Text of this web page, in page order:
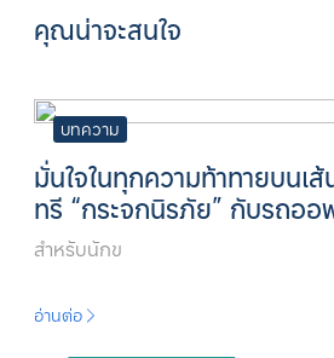
คุณน่าจะสนใจ
บทความ
มั่นใจในทุกความท้าทายบนเ
ทรี “กระจกนิรภัย” กับรถออ
สำหรับนักข
อ่านต่อ